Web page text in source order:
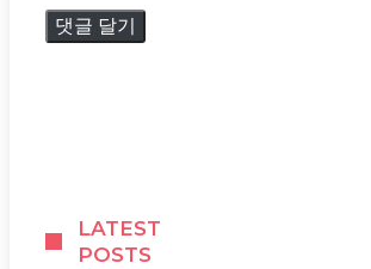
LATEST
POSTS